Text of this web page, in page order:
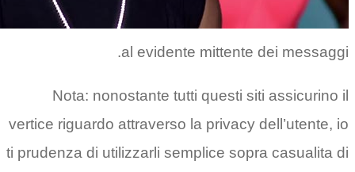
al evidente
Nota: nonostante tutti
vertice riguardo attraverso la
ti prudenza di utilizzarli